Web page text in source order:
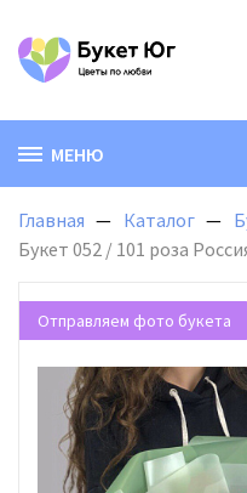
МЕНЮ
Главная Каталог
Букет 052 / 101 роза
Отправляем фото букета